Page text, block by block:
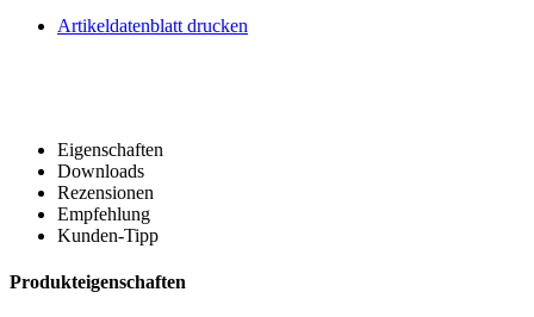
Artikeldatenblatt drucken
Eigenschaften
Downloads
Rezensionen
Empfehlung
Kunden-Tipp
Produkteigenschaften